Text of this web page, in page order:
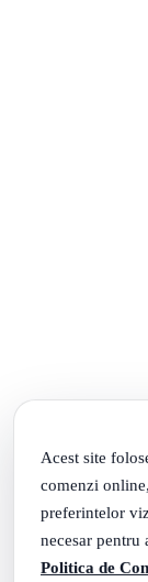
Acest site
comenzi
preferintelor
necesar pentru
Politica de
Imi place la
activitati.
PRP: 14